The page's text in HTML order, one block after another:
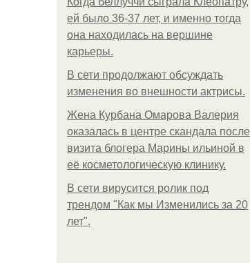
ей было 36-37 лет, и именно тогда
она находилась на вершине
карьеры.
В сети продолжают обсуждать
изменения во внешности актрисы.
Жена Курбана Омарова Валерия
оказалась в центре скандала после
визита блогера Марины ильиной в
её косметологическую клинику.
В сети вирусится ролик под
трендом "Как мы Изменились за 20
лет".